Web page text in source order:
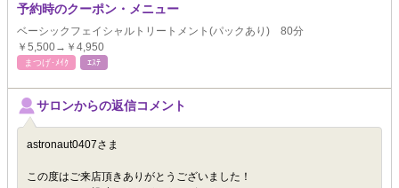
予約時のクーポン・メニュー
ベーシックフェイシャルトリートメント(パックあり) 80分
￥5,500→￥4,950
まつげ･ﾒｲｸ ｴｽﾃ
サロンからの返信コメント
astronaut0407さま
この度はご来店頂きありがとうございました！